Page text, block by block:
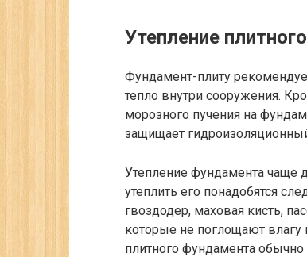
Утепление
Фундамент-плиту
тепло внутри сооружения.
морозного пучения на
защищает
Утепление фундамента чаще
утеплить его понадобятся
гвоздодер, маховая кисть,
которые не поглощают влагу
плитного фундамента